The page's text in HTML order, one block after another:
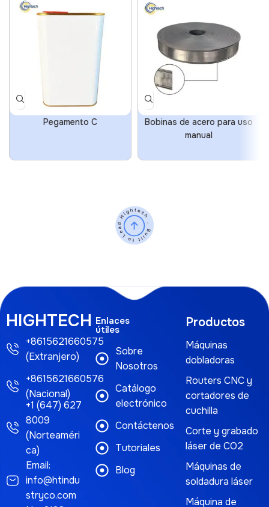
Pegamento C
Bobinas de acero para uso
manual
HIGHTECH
+8615621660575
(Extranjero)
+8615621660576
(Nacional)
+1 (647) 627
8009
(Norteaméri
ca)
Email:
info@htindu
stryco.com
Enlaces
útiles
Sobre
Nosotros
Catálogo
electrónico
Contáctenos
Tutoriales
Blog
Productos
Máquinas
dobladoras
Routers CNC y
cortadores de
cuchilla
Corte y grabado
láser de CO2
Máquinas de
soldadura láser
Máquina de